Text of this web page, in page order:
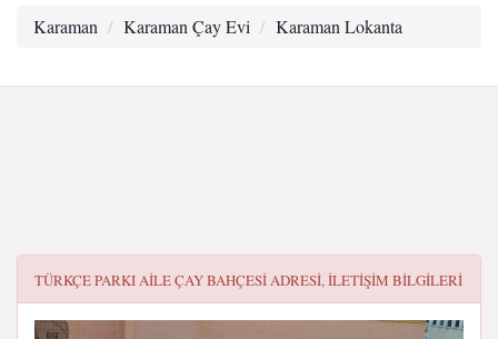
Karaman Karaman Çay Evi Karaman Lokanta
TÜRKÇE PARKI AILE ÇAY BAHÇESIADRESI, ILETIŞIM BILGILERI